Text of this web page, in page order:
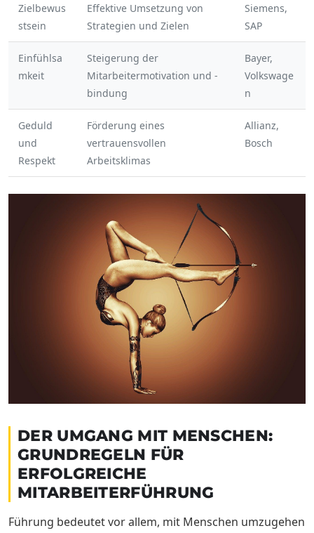
Zielbewus
stsein
Effektive Umsetzung von
Strategien und Zielen
Siemens,
SAP
Einfühlsa
mkeit
Steigerung der
Mitarbeitermotivation und -
bindung
Bayer,
Volkswage
n
Geduld
und
Respekt
Förderung eines
vertrauensvollen
Arbeitsklimas
Allianz,
Bosch
DER UMGANG MIT MENSCHEN:
GRUNDREGELN FÜR
ERFOLGREICHE
MITARBEITERFÜHRUNG
Führung bedeutet vor allem, mit Menschen umzugehen